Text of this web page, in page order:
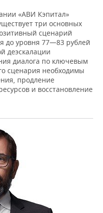
«АВИ Кэпитал»
три основных
сценарий
до уровня 77—83 рублей
деэскалации
диалога по ключевым
сценария необходимы
продление
и восстановление